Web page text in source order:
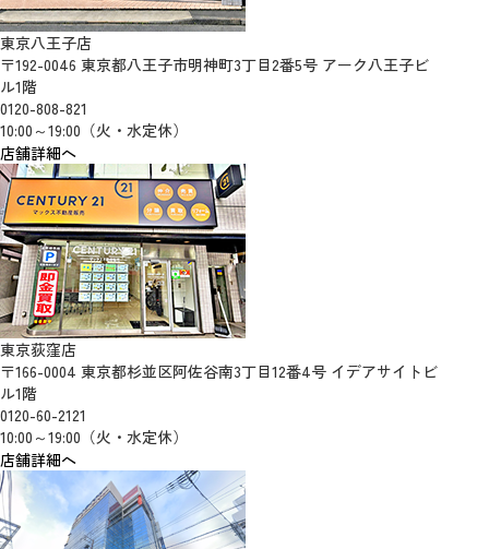
東京八王子店
〒192-0046 東京都八王子市明神町3丁目2番5号 アーク八王子ビ
ル1階
0120-808-821
10:00～19:00（火・水定休）
店舗詳細へ
東京荻窪店
〒166-0004 東京都杉並区阿佐谷南3丁目12番4号 イデアサイトビ
ル1階
0120-60-2121
10:00～19:00（火・水定休）
店舗詳細へ